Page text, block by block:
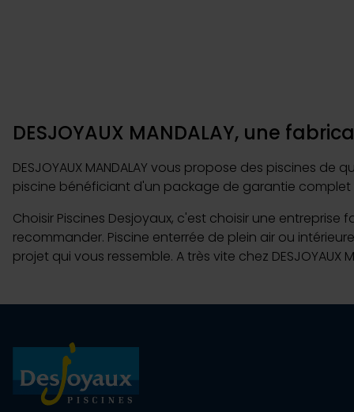
partenaires de médias
vous leur avez fournies ou
DESJOYAUX MANDALAY, une
DESJOYAUX MANDALAY vous propose des piscines
piscine bénéficiant d'un package de garantie complet
Choisir Piscines Desjoyaux, c'est choisir une
recommander. Piscine enterrée de plein air ou
projet qui vous ressemble. A très vite chez DESJOYAUX